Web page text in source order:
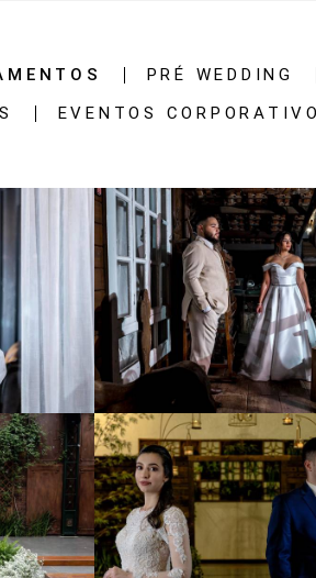
PRÉ WEDDING
EVENTOS
1015 41